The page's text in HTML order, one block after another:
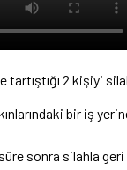
tartıştığı 2 kişiyi
bir iş
süre sonra silahla